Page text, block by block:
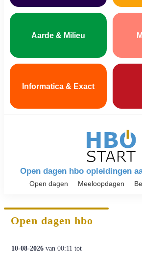
Aarde & Milieu
Informatica & Exact
Open dagen hbo opleidingen
Open dagen Meeloopdagen
Open dagen hbo
10-08-2026 van 00:11 tot